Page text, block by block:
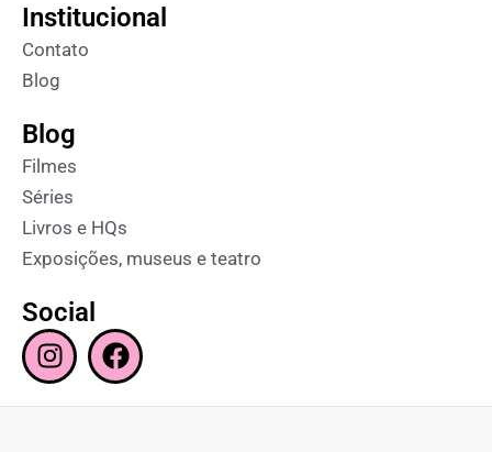
Institucional
Contato
Blog
Blog
Filmes
Séries
Livros e HQs
Exposições, museus e teatro
Social
I
n
s
F
a
c